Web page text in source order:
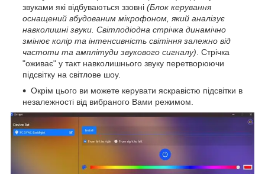
звуками які відбуваються ззовні (Блок керування
оснащений вбудованим мікрофоном, який аналізує
навколишні звуки. Світлодіодна стрічка динамічно
змінює колір та інтенсивність світіння залежно від
частоти та амплітуди звукового сигналу). Стрічка
"оживає" у такт навколишнього звуку перетворюючи
підсвітку на світлове шоу.
Окрім цього ви можете керувати яскравістю підсвітки в
незалежності від вибраного Вами режимом.